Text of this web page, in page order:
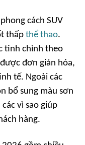
cách SUV
thấp thể thao.
tinh chỉnh theo
đơn giản hóa,
tế. Ngoài các
bổ sung màu sơn
vì sao giúp
hàng.